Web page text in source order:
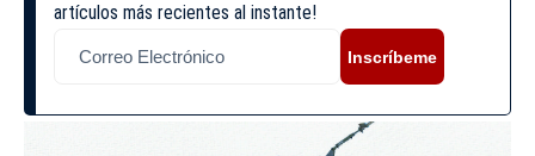
artículos más recientes al instante!
Inscríbeme